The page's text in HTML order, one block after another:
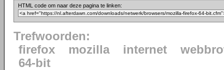
HTML code om naar deze pagina te linken:
Trefwoorden:
firefox
mozilla internet
64-bit